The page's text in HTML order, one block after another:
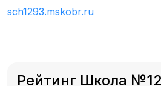
sch1293.mskobr.ru
Рейтинг Школа